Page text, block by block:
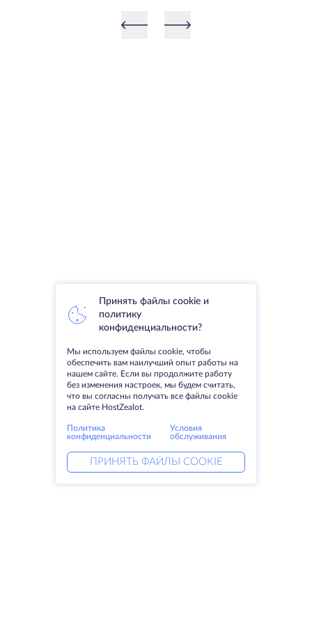
Принять файлы cookie и
политику
конфиденциальности?
Мы используем файлы cookie, чтобы
обеспечить вам наилучший опыт работы на
нашем сайте. Если вы продолжите работу
без изменения настроек, мы будем считать,
что вы согласны получать все файлы cookie
на сайте HostZealot.
Политика
конфиденциальности
Условия
обслуживания
ПРИНЯТЬ ФАЙЛЫ COOKIE